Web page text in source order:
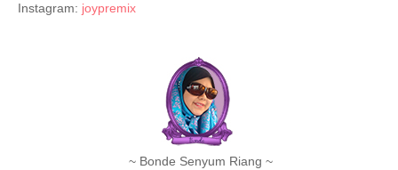
Instagram: joypremix
~ Bonde Senyum Riang ~